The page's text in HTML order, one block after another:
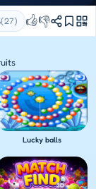
(27) 👍👎
Lucky balls